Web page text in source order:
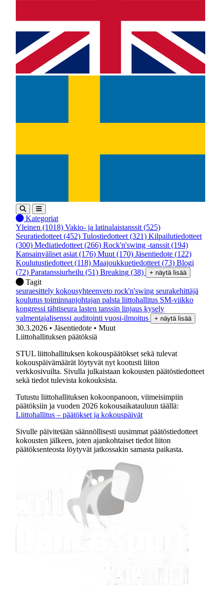
Kategoriat
Yleinen (1018) Vakio- ja latinalaistanssit (525)
Seuratiedotteet (452) Tulostiedotteet (321) Kilpailutiedotteet
(300) Mediatiedotteet (266) Rock'n'swing -tanssit (194)
Kansainväliset asiat (176) Muut (170) Jäsentiedote (122)
Koulutustiedotteet (118) Maajoukkuetiedotteet (73) Blogi
(72) Paratanssiurheilu (51) Breaking (38) + näytä lisää
Tagit
seuraesittely kokousyhteenveto rock'n'swing seurakehittäjä
koulutus toiminnanjohtajan palsta liittohallitus SM-viikko
kongressi tähtiseura lasten tanssin linjaus kysely
valmentajalisenssi auditointi vuosi-ilmoitus + näytä lisää
30.3.2026 • Jäsentiedote • Muut
Liittohallituksen päätöksiä
STUL liittohallituksen kokouspäätökset sekä tulevat
kokouspäivämäärät löytyvät nyt kootusti liiton
verkkosivuilta. Sivulla julkaistaan kokousten päätöstiedotteet
sekä tiedot tulevista kokouksista.
Tutustu liittohallituksen kokoonpanoon, viimeisimpiin
päätöksiin ja vuoden 2026 kokousaikatauluun täällä:
Liittohallitus – päätökset ja kokouspäivät
Sivulle päivitetään säännöllisesti uusimmat päätöstiedotteet
kokousten jälkeen, joten ajankohtaiset tiedot liiton
päätöksenteosta löytyvät jatkossakin samasta paikasta.